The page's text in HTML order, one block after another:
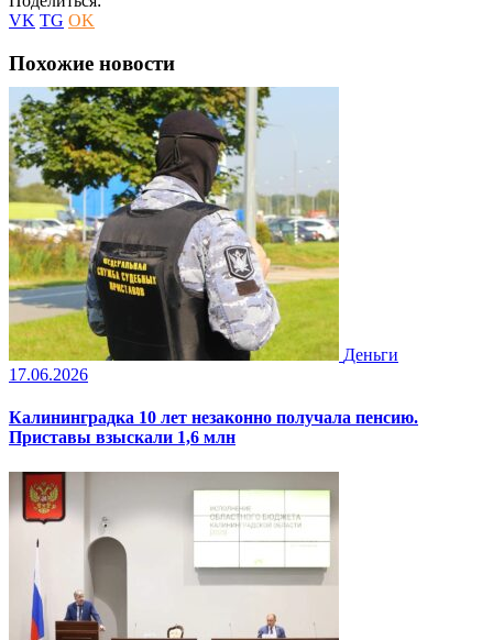
VK TG OK
Похожие новости
Деньги
17.06.2026
Калининградка 10 лет незаконно получала пенсию.
Приставы взыскали 1,6 млн